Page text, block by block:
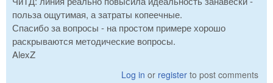
польза ощутимая, а затраты копеечные.
Спасибо за вопросы - на простом примере хорошо
раскрываются методические вопросы.
AlexZ
Log in or register to post comments